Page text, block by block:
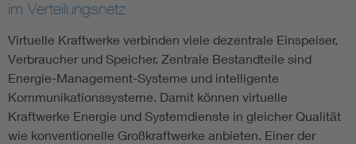
im Verteilungsnetz
Virtuelle Kraftwerke verbinden viele dezentrale Einspeiser,
Verbraucher und Speicher. Zentrale Bestandteile sind
Energie-Management-Systeme und intelligente
Kommunikationssysteme. Damit können virtuelle
Kraftwerke Energie und Systemdienste in gleicher Qualität
wie konventionelle Großkraftwerke anbieten. Einer der